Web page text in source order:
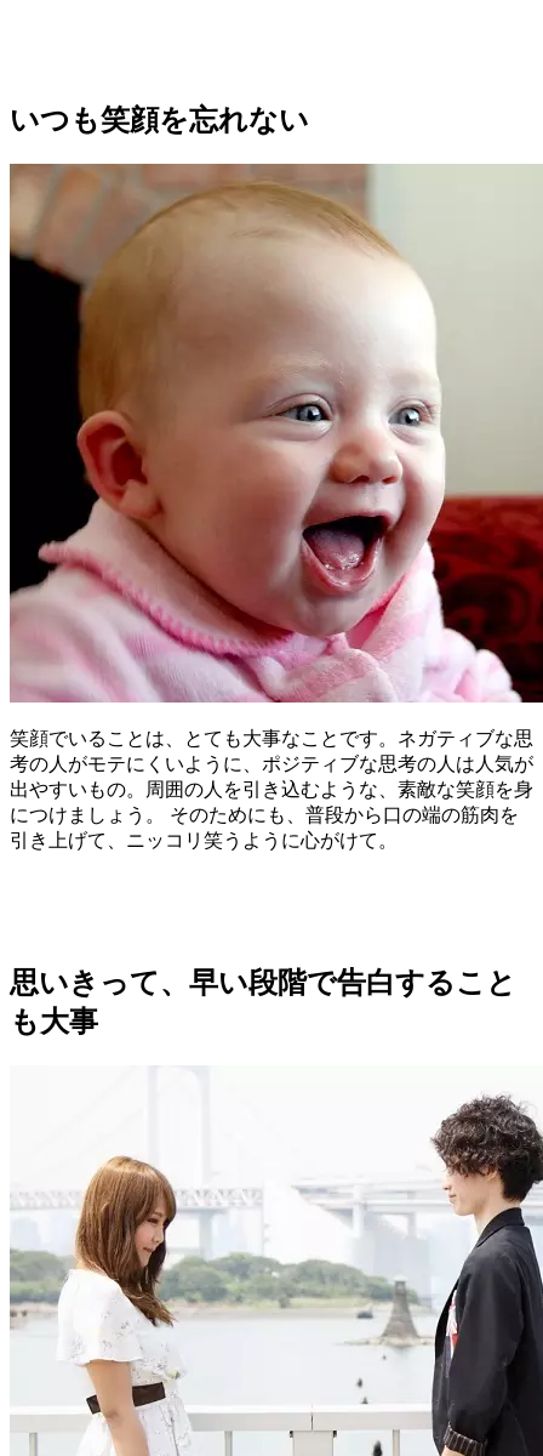
いつも笑顔を忘れない
笑顔でいることは、とても大事なことです。ネガティブな思
考の人がモテにくいように、ポジティブな思考の人は人気が
出やすいもの。周囲の人を引き込むような、素敵な笑顔を身
につけましょう。 そのためにも、普段から口の端の筋肉を
引き上げて、ニッコリ笑うように心がけて。
思いきって、早い段階で告白すること
も大事